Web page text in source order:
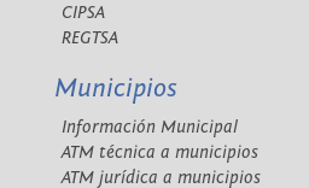
CIPSA
REGTSA
Municipios
Información Municipal
ATM técnica a municipios
ATM jurídica a municipios